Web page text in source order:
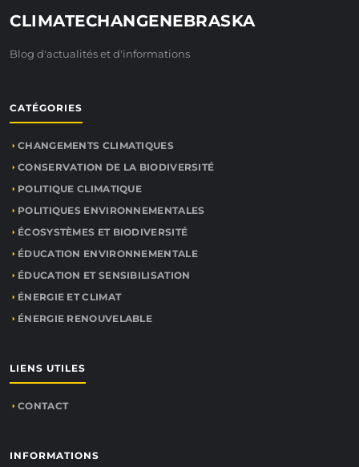
CLIMATECHANGENEBRASKA
Blog d'actualités et d'informations
CATÉGORIES
CHANGEMENTS CLIMATIQUES
CONSERVATION DE LA BIODIVERSITÉ
POLITIQUE CLIMATIQUE
POLITIQUES ENVIRONNEMENTALES
ÉCOSYSTÈMES ET BIODIVERSITÉ
ÉDUCATION ENVIRONNEMENTALE
ÉDUCATION ET SENSIBILISATION
ÉNERGIE ET CLIMAT
ÉNERGIE RENOUVELABLE
LIENS UTILES
CONTACT
INFORMATIONS